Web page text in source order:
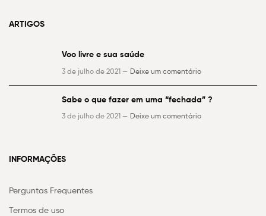
ARTIGOS
Voo livre e sua saúde
3 de julho de 2021 — Deixe um comentário
Sabe o que fazer em uma “fechada” ?
3 de julho de 2021 — Deixe um comentário
INFORMAÇÕES
Perguntas Frequentes
Termos de uso